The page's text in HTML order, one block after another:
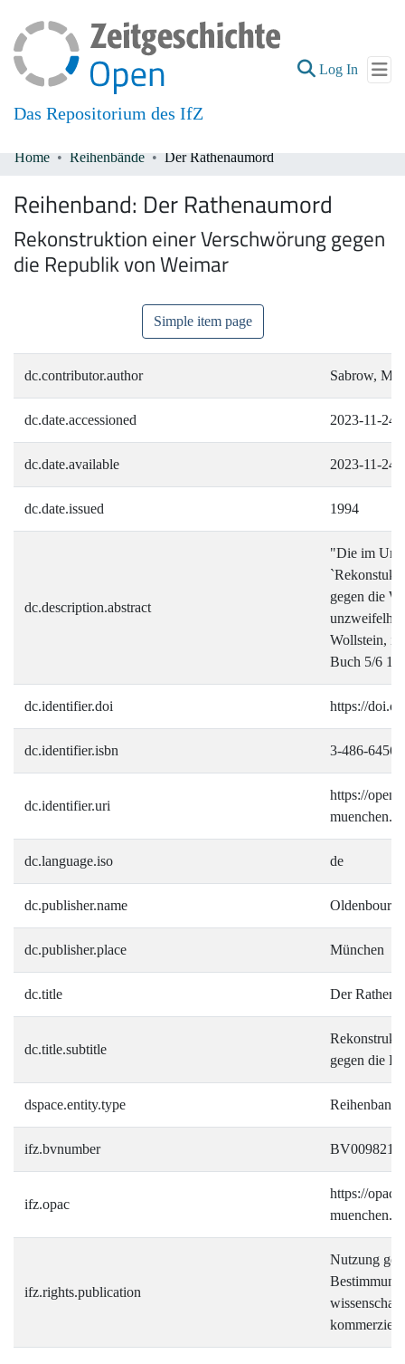
Das Repositorium des IfZ
Log In (current)
All of DSpace
Home Reihenbände Der Rathenaumord
Reihenband: Der Rathenaumord
Rekonstruktion einer Verschwörung gegen
die Republik von Weimar
Simple item page
dc.contributor.author Sabrow,
dc.date.accessioned 2023-11-
dc.date.available 2023-11-
dc.date.issued 1994
dc.description.abstract
"Die im
gegen die
Wollstein,
Buch 5/6
dc.identifier.doi https://
dc.identifier.isbn 3-486-
dc.identifier.uri
https://
dc.language.iso de
dc.publisher.name Oldenbourg
dc.publisher.place München
dc.title Der
dc.title.subtitle
gegen die
dspace.entity.type Reihenband
ifz.bvnumber
ifz.opac
https://
ifz.rights.publication
Nutzung